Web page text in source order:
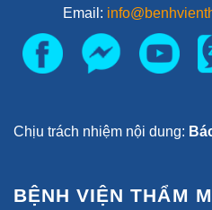
Email:
Chịu trách nhiệm nội dung:
BỆNH VIỆN THẨM